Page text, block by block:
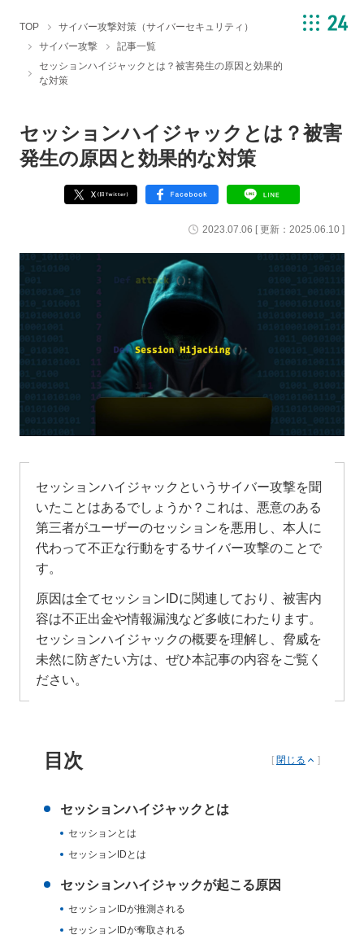
TOP
サイバー攻撃対策（サイバーセキュリティ）
サイバー攻撃
記事一覧
セッションハイジャックとは？被害発生の原因と効果的
な対策
セッションハイジャックとは？被害
発生の原因と効果的な対策
2023.07.06 [ 更新： 2025.06.10 ]
セッションハイジャックというサイバー攻撃を聞
いたことはあるでしょうか？これは、悪意のある
第三者がユーザーのセッションを悪用し、本人に
代わって不正な行動をするサイバー攻撃のことで
す。
原因は全てセッションIDに関連しており、被害内
容は不正出金や情報漏洩など多岐にわたります。
セッションハイジャックの概要を理解し、脅威を
未然に防ぎたい方は、ぜひ本記事の内容をご覧く
ださい。
目次 [ 閉じる ]
セッションハイジャックとは
セッションとは
セッションIDとは
セッションハイジャックが起こる原因
セッションIDが推測される
セッションIDが奪取される